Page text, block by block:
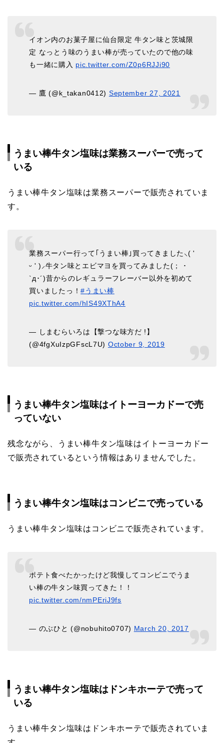
イオン内のお菓子屋に仙台限定 牛タン味と茨城限
定 なっとう味のうまい棒が売っていたので他の味
も一緒に購入 pic.twitter.com/Z0p6RJJi90
— 鷹 (@k_takan0412) September 27, 2021
うまい棒牛タン塩味は業務スーパーで売って
いる
うまい棒牛タン塩味は業務スーパーで販売されていま
す。
業務スーパー行って｢うまい棒｣買ってきました⸜( '
ᵕ ' )⸝牛タン味とエビマヨを買ってみました(； ･
`д･´)昔からのレギュラーフレーバー以外を初めて
買いましたっ！#うまい棒
pic.twitter.com/hIS49XThA4
— しまむらいろは【撃つな味方だ !】
(@4fgXuIzpGFscL7U) October 9, 2019
うまい棒牛タン塩味はイトーヨーカドーで売
っていない
残念ながら、うまい棒牛タン塩味はイトーヨーカドー
で販売されているという情報はありませんでした。
うまい棒牛タン塩味はコンビニで売っている
うまい棒牛タン塩味はコンビニで販売されています。
ポテト食べたかったけど我慢してコンビニでうま
い棒の牛タン味買ってきた！！
pic.twitter.com/nmPEriJ9fs
— のぶひと (@nobuhito0707) March 20, 2017
うまい棒牛タン塩味はドンキホーテで売って
いる
うまい棒牛タン塩味はドンキホーテで販売されていま